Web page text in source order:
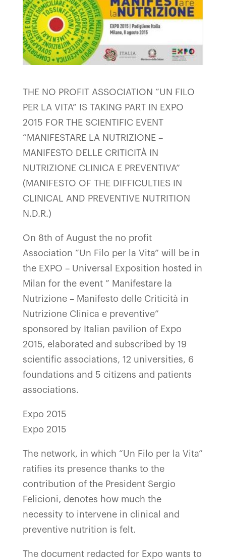
THE NO PROFIT ASSOCIATION “UN FILO
PER LA VITA” IS TAKING PART IN EXPO
2015 FOR THE SCIENTIFIC EVENT
“MANIFESTARE LA NUTRIZIONE –
MANIFESTO DELLE CRITICITÀ IN
NUTRIZIONE CLINICA E PREVENTIVA”
(MANIFESTO OF THE DIFFICULTIES IN
CLINICAL AND PREVENTIVE NUTRITION
N.D.R.)
On 8th of August the no profit
Association “Un Filo per la Vita” will be in
the EXPO – Universal Exposition hosted in
Milan for the event ” Manifestare la
Nutrizione – Manifesto delle Criticità in
Nutrizione Clinica e preventive”
sponsored by Italian pavilion of Expo
2015, elaborated and subscribed by 19
scientific associations, 12 universities, 6
foundations and 5 citizens and patients
associations.
Expo 2015
Expo 2015
The network, in which “Un Filo per la Vita”
ratifies its presence thanks to the
contribution of the President Sergio
Felicioni, denotes how much the
necessity to intervene in clinical and
preventive nutrition is felt.
The document redacted for Expo wants to